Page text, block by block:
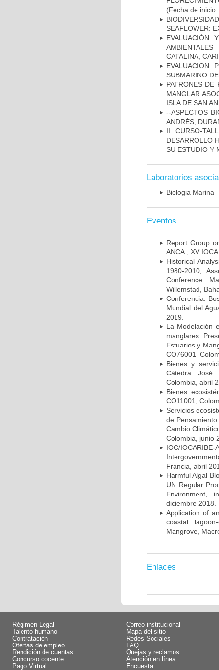
(Fecha de
SEAFLOWER:
EVALUACIÓN
CATALINA,
EVALUACION
SUBMARINO
PATRONES DE
MANGLAR
ISLA DE SAN
--ASPECTOS
ANDRÉS,
II CURSO-
DESARROLLO
SU ESTUDIO Y
Laboratorios
Biologia Marina
Eventos
Report Group
ANCA.; XV
Historical
1980-2010;
Conference.
Willemstad,
Conferencia:
Mundial del
2019.
La Modelación
manglares:
Estuarios y
CO76001,
Bienes y
Cátedra José
Colombia, abril
Bienes
CO11001,
Servicios
de
Cambio
Colombia, junio
IOC/
Francia, abril
Harmful Algal
UN Regular
Environment,
diciembre 2018.
Application of
coastal
Mangrove,
Enlaces
Régimen Legal
Talento humano
Contratación
Ofertas de empleo
Rendición de cuentas
Concurso docente
Pago Virtual
Correo institucional
Mapa del sitio
Redes Sociales
FAQ
Quejas y reclamos
Atención en línea
Encuesta